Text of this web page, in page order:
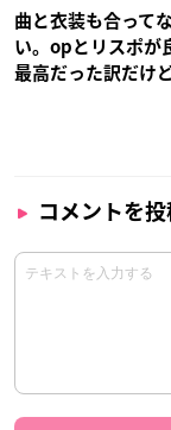
曲と衣装も合って
い。opとリスポが
最高だった訳だけど
コメントを投